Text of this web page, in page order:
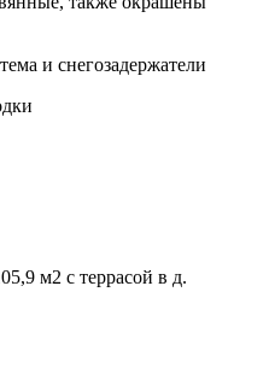
и снегозадержатели
м2 с террасой в д.